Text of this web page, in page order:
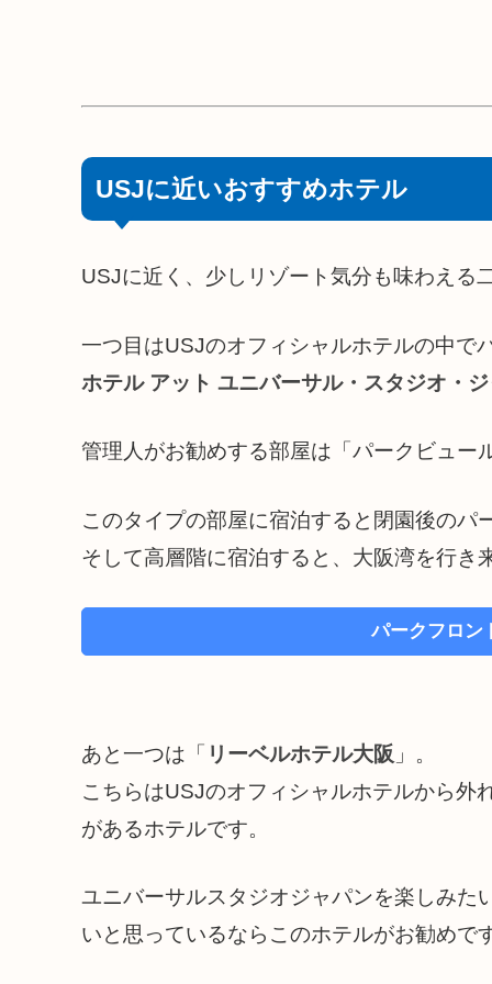
USJに近いおすすめホテル
USJに近く、少しリゾート気分も味わえる
一つ目はUSJのオフィシャルホテルの中で
ホテル アット ユニバーサル・スタジオ・
管理人がお勧めする部屋は「パークビュー
このタイプの部屋に宿泊すると閉園後のパ
そして高層階に宿泊すると、大阪湾を行き
パークフロン
あと一つは「 リーベルホテル大阪 」。
こちらはUSJのオフィシャルホテルから外
があるホテルです。
ユニバーサルスタジオジャパンを楽しみた
いと思っているならこのホテルがお勧めで